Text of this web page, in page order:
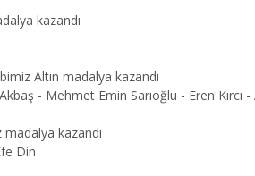
kazandı
Altın madalya kazandı
- Mehmet Emin Sarıoğlu - Eren
kazandı
Din